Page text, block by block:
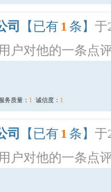
司 【已有 1 条】 于
用户对他的一条点
务质量： 1 诚信度： 1
司 【已有 1 条】 于
用户对他的一条点